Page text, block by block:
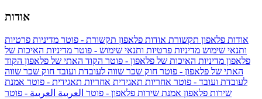
אודות
אודות פלאפון תקשורת אודות פלאפון תקשורת - פוטר מדיניות פרטיות
ותנאי שימוש מדיניות פרטיות ותנאי שימוש - פוטר מדיניות האיכות של
פלאפון מדיניות האיכות של פלאפון - פוטר הקוד האתי של פלאפון הקוד
האתי של פלאפון - פוטר חוק שכר שווה לעובדת ועובד חוק שכר שווה
לעובדת ועובד - פוטר אחריות תאגידית אחריות תאגידית - פוטר אמנת
שירות פלאפון אמנת שירות פלאפון - פוטר العربية العربية - פוטר